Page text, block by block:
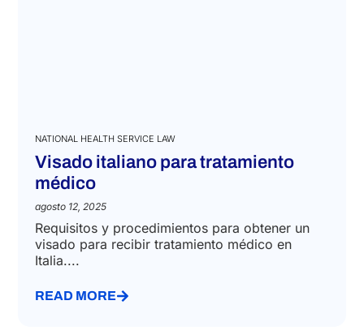
NATIONAL HEALTH SERVICE LAW
Visado italiano para tratamiento
médico
agosto 12, 2025
Requisitos y procedimientos para obtener un
visado para recibir tratamiento médico en
Italia....
READ MORE